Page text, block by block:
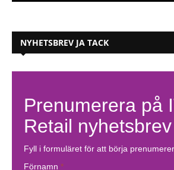
NYHETSBREV JA TACK